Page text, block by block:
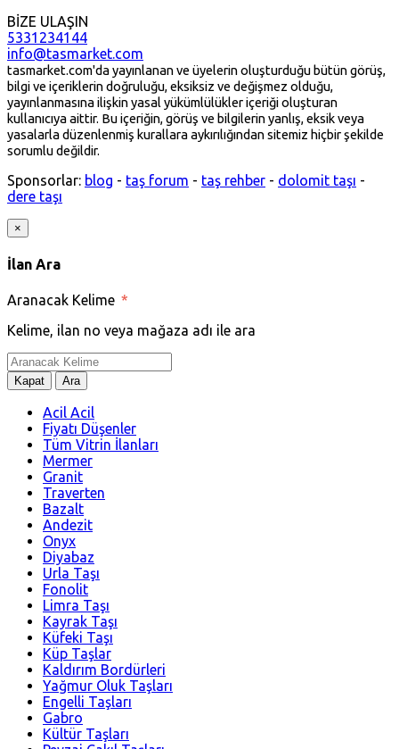
BİZE ULAŞIN
5331234144
info@tasmarket.com
tasmarket.com'da yayınlanan ve üyelerin oluşturduğu bütün görüş,
bilgi ve içeriklerin doğruluğu, eksiksiz ve değişmez olduğu,
yayınlanmasına ilişkin yasal yükümlülükler içeriği oluşturan
kullanıcıya aittir. Bu içeriğin, görüş ve bilgilerin yanlış, eksik veya
yasalarla düzenlenmiş kurallara aykırılığından sitemiz hiçbir şekilde
sorumlu değildir.
Sponsorlar: blog - taş forum - taş rehber - dolomit taşı -
dere taşı
×
İlan Ara
Aranacak Kelime *
Kelime, ilan no veya mağaza adı ile ara
Kapat Ara
Acil Acil
Fiyatı Düşenler
Tüm Vitrin İlanları
Mermer
Granit
Traverten
Bazalt
Andezit
Onyx
Diyabaz
Urla Taşı
Fonolit
Limra Taşı
Kayrak Taşı
Küfeki Taşı
Küp Taşlar
Kaldırım Bordürleri
Yağmur Oluk Taşları
Engelli Taşları
Gabro
Kültür Taşları